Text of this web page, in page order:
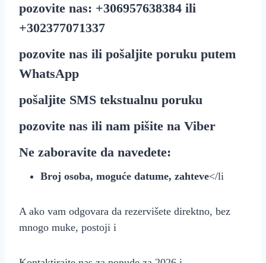
pozovite nas: +306957638384 ili
+302377071337
pozovite nas ili pošaljite poruku putem
WhatsApp
pošaljite SMS tekstualnu poruku
pozovite nas ili nam pišite na Viber
Ne zaboravite da navedete:
Broj osoba, moguće datume, zahteve</li
A ako vam odgovara da rezervišete direktno, bez
mnogo muke, postoji i